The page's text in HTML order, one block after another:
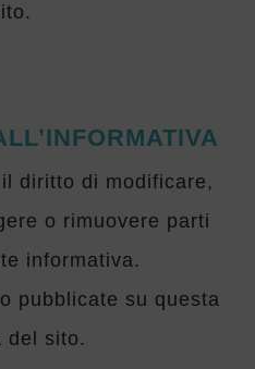
diritto di modificare,
o rimuovere parti
informativa.
pubblicate su questa
del sito.